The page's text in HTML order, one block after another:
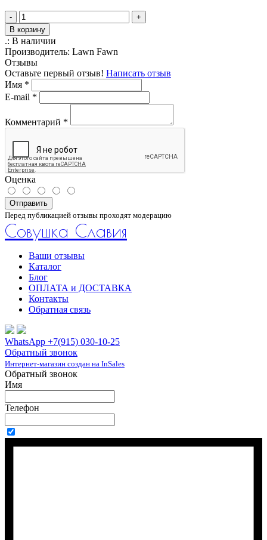
-
+
В корзину
.: В наличии
Производитель: Lawn Fawn
Отзывы
Оставьте первый отзыв! Написать отзыв
Имя *
E-mail *
Комментарий *
Оценка
Отправить
Перед публикацией отзывы проходят модерацию
Совушка Славия
Ваши отзывы
Каталог
Блог
ОПЛАТА и ДОСТАВКА
Контакты
Обратная связь
WhatsApp +7(915) 030-10-25
Обратный звонок
Интернет-магазин создан на InSales
Обратный звонок
Имя
Телефон